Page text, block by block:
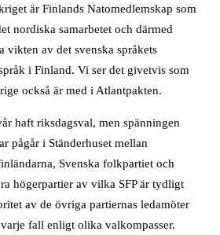
är Finlands Natomedlemskap som
nordiska samarbetet och därmed
vikten av det svenska språkets
i Finland. Vi ser det givetvis som
också är med i Atlantpakten.
haft riksdagsval, men spänningen
pågår i Ständerhuset mellan
Svenska folkpartiet och
högerpartier av vilka SFP är tydligt
av de övriga partiernas ledamöter
fall enligt olika valkompasser.